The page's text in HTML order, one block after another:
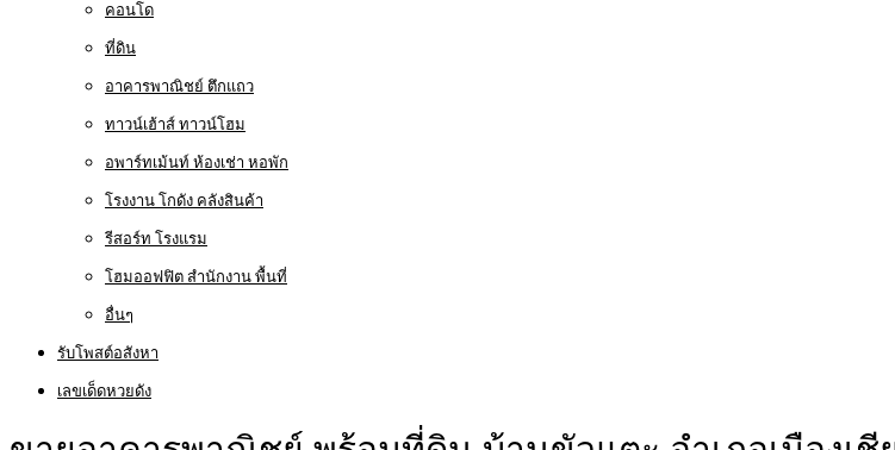
คอนโด
ที่ดิน
อาคารพาณิชย์ ตึกแถว
ทาวน์เฮ้าส์ ทาวน์โฮม
อพาร์ทเม้นท์ ห้องเช่า หอพัก
โรงงาน โกดัง คลังสินค้า
รีสอร์ท โรงแรม
โฮมออฟฟิต สำนักงาน พื้นที่
อื่นๆ
รับโพสต์อสังหา
เลขเด็ดหวยดัง